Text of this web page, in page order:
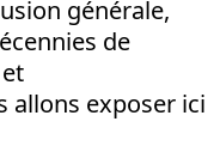
générale,
de
allons exposer ici